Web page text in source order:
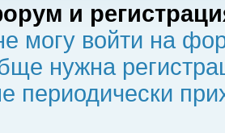
и
могу войти на
нужна
периодически